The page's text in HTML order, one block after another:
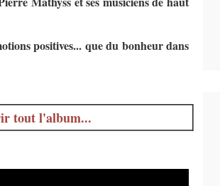
positives... que du bonheur dans
tout l'album...